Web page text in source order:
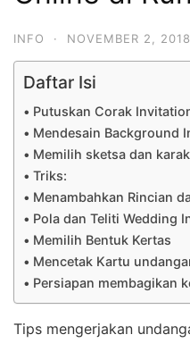
INFO · NOVEMBER 2, 2018
Daftar Isi
Putuskan Corak
Mendesain Background
Memilih sketsa dan
Triks:
Menambahkan Rincian
Pola dan Teliti Wedding
Memilih Bentuk Kertas
Mencetak Kartu
Persiapan membagikan
Tips mengerjakan